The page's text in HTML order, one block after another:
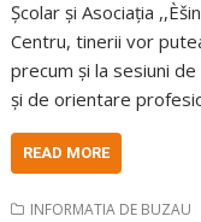
Școlar și Asociația
Centru, tinerii vor
precum și la sesiuni
și de orientare
READ MORE
INFORMATIA DE BUZAU